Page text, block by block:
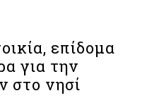
επίδομα
για την
στο νησί